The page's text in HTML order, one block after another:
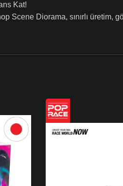
Kat!
Scene Diorama, sınırlı üretim,